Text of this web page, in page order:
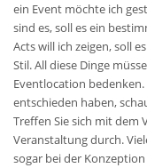
ein Event möchte ich
sind es, soll es ein
Acts will ich zeigen, soll
Stil. All diese Dinge
Eventlocation
entschieden haben,
Treffen Sie sich mit dem
Veranstaltung durch.
sogar bei der